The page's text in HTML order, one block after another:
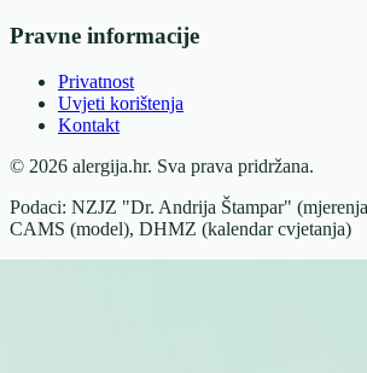
Pravne informacije
Privatnost
Uvjeti korištenja
Kontakt
© 2026 alergija.hr. Sva prava pridržana.
Podaci: NZJZ "Dr. Andrija Štampar"
CAMS (model), DHMZ (kalendar cvjetanja)